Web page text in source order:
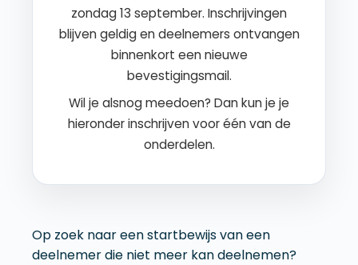
zondag 13 september. Inschrijvingen
blijven geldig en deelnemers ontvangen
binnenkort een nieuwe
bevestigingsmail.
Wil je alsnog meedoen? Dan kun je je
hieronder inschrijven voor één van de
onderdelen.
Op zoek naar een startbewijs van een
deelnemer die niet meer kan deelnemen?